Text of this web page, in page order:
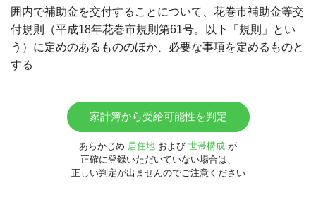
囲内で補助金を交付することについて、花巻市補助金等交
付規則（平成18年花巻市規則第61号。以下「規則」とい
う）に定めのあるもののほか、必要な事項を定めるものと
する
家計簿から受給可能性を判定
あらかじめ 居住地 および 世帯構成 が
正確に登録いただいていない場合は、
正しい判定が出ませんのでご注意ください